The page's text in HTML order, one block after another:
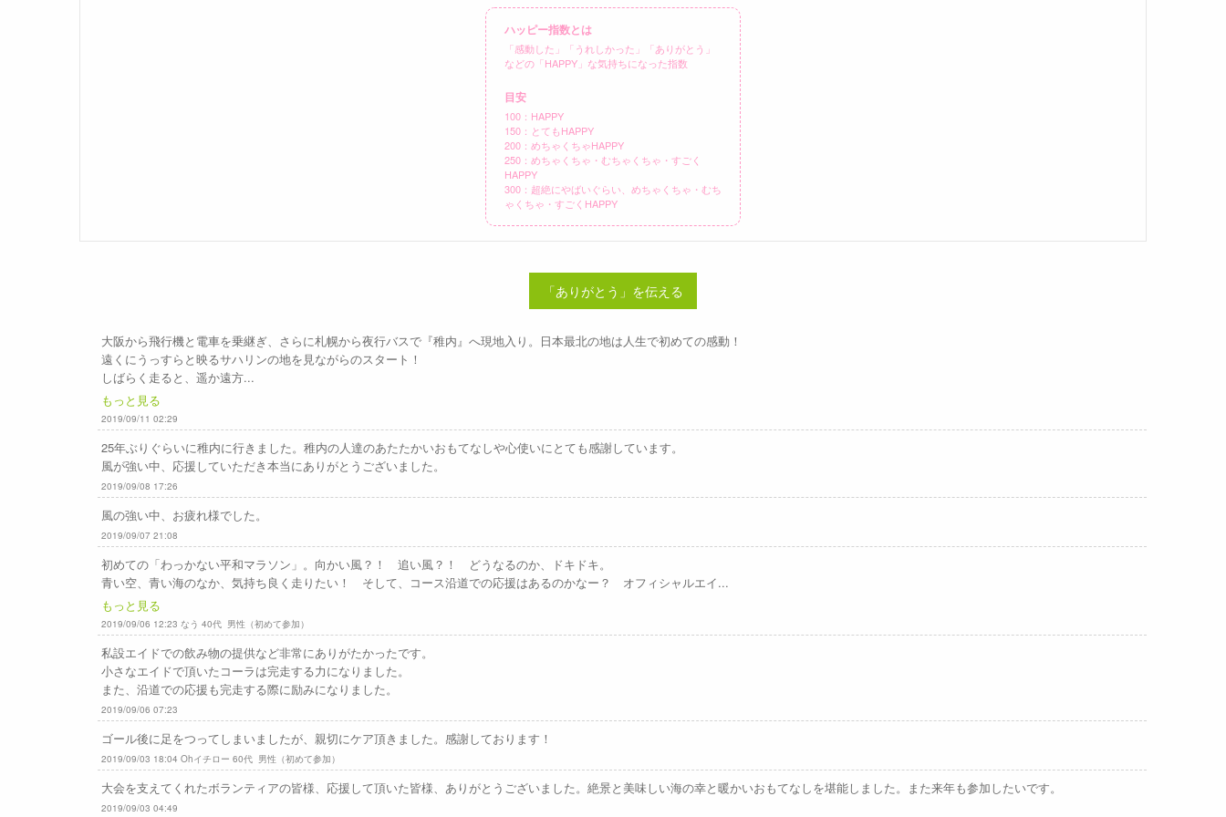
ハッピー指数とは
「感動した」「うれしかった」「ありがとう」
などの「HAPPY」な気持ちになった指数
目安
100：HAPPY
150：とてもHAPPY
200：めちゃくちゃHAPPY
250：めちゃくちゃ・むちゃくちゃ・すごく
HAPPY
300：超絶にやばいぐらい、めちゃくちゃ・むち
ゃくちゃ・すごくHAPPY
「ありがとう」を伝える
大阪から飛行機と電車を乗継ぎ、さらに札幌から夜行バスで『稚内』へ現地入り。日本最北の地は人生で初めての感動！
遠くにうっすらと映るサハリンの地を見ながらのスタート！
しばらく走ると、遥か遠方...
もっと見る
2019/09/11 02:29
25年ぶりぐらいに稚内に行きました。稚内の人達のあたたかいおもてなしや心使いにとても感謝しています。
風が強い中、応援していただき本当にありがとうございました。
2019/09/08 17:26
風の強い中、お疲れ様でした。
2019/09/07 21:08
初めての「わっかない平和マラソン」。向かい風？！ 追い風？！ どうなるのか、ドキドキ。
青い空、青い海のなか、気持ち良く走りたい！ そして、コース沿道での応援はあるのかなー？ オフィシャルエイ...
もっと見る
2019/09/06 12:23 なう 40代 男性（初めて参加）
私設エイドでの飲み物の提供など非常にありがたかったです。
小さなエイドで頂いたコーラは完走する力になりました。
また、沿道での応援も完走する際に励みになりました。
2019/09/06 07:23
ゴール後に足をつってしまいましたが、親切にケア頂きました。感謝しております！
2019/09/03 18:04 Ohイチロー 60代 男性（初めて参加）
大会を支えてくれたボランティアの皆様、応援して頂いた皆様、ありがとうございました。絶景と美味しい海の幸と暖かいおもてなしを堪能しました。また来年も参加したいです。
2019/09/03 04:49